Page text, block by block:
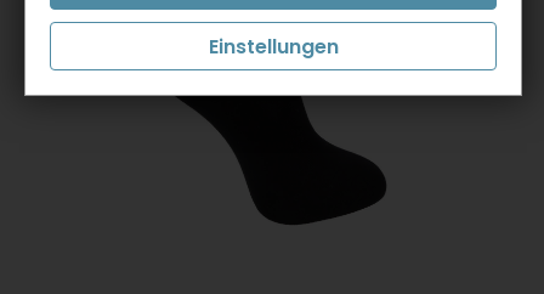
Einstellungen